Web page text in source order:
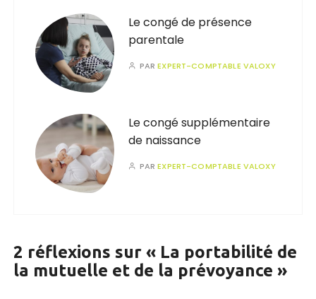
Le congé de présence
parentale
PAREXPERT-COMPTABLE VALOXY
Le congé supplémentaire
de naissance
PAREXPERT-COMPTABLE VALOXY
2 réflexions sur « La portabilité de
la mutuelle et de la prévoyance »